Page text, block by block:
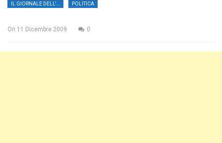
POLITICA
On 11 Dicembre 2009 0